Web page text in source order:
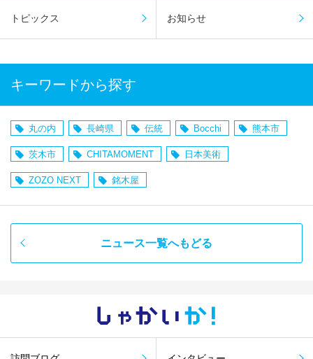
トピックス お知らせ
キーワードから探す
丸の内 長崎県 伝統 Bocchi 熊本市
茨木市 CHITAMOMENT 日本美術
ZOZO NEXT 銘木屋
ニュース一覧へもどる
しゃかい か！